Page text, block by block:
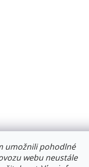
umožnili pohodlné
webu neustále